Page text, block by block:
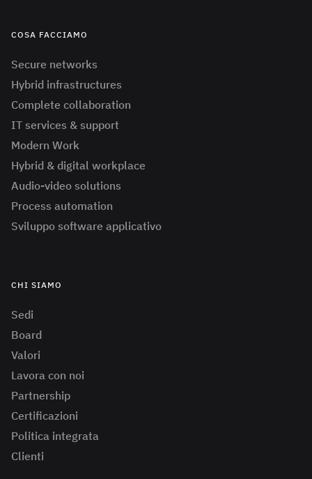
COSA FACCIAMO
Secure networks
Hybrid infrastructures
Complete collaboration
IT services & support
Modern Work
Hybrid & digital workplace
Audio-video solutions
Process automation
Sviluppo software applicativo
CHI SIAMO
Sedi
Board
Valori
Lavora con noi
Partnership
Certificazioni
Politica integrata
Clienti